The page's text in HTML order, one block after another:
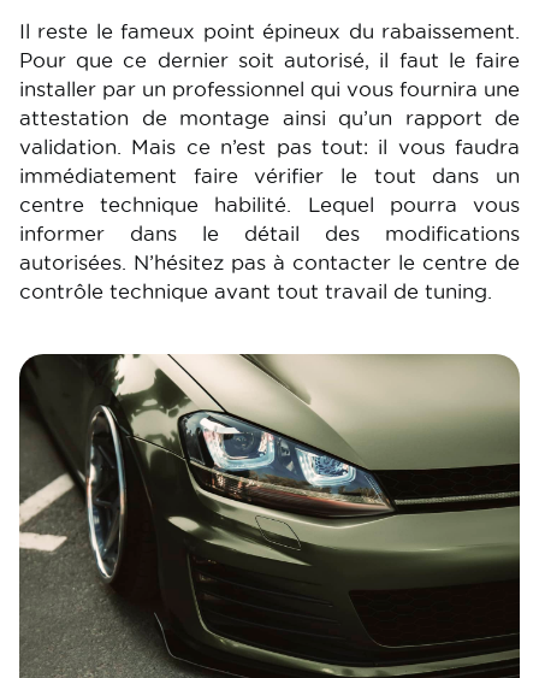
Il reste le fameux point épineux du rabaissement.
Pour que ce dernier soit autorisé, il faut le faire
installer par un professionnel qui vous fournira une
attestation de montage ainsi qu’un rapport de
validation. Mais ce n’est pas tout: il vous faudra
immédiatement faire vérifier le tout dans un
centre technique habilité. Lequel pourra vous
informer dans le détail des modifications
autorisées. N’hésitez pas à contacter le centre de
contrôle technique avant tout travail de tuning.
Image